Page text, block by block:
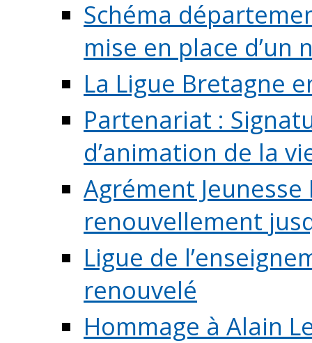
Schéma
mise en place d’un
La Ligue Bretagne
Partenariat :
d’animation de la
Agrément
renouvellement
Ligue de
renouvelé
Hommage à Alain